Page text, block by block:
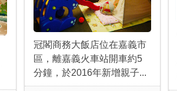
冠閣商務大飯店位在嘉義市
區，離嘉義火車站開車約5
分鐘，於2016年新增親子...